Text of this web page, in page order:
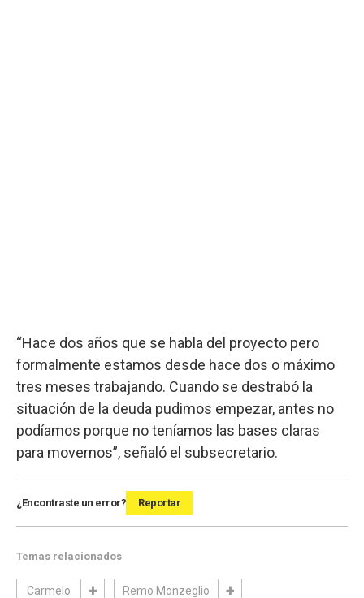
“Hace dos años que se habla del proyecto pero
formalmente estamos desde hace dos o máximo
tres meses trabajando. Cuando se destrabó la
situación de la deuda pudimos empezar, antes no
podíamos porque no teníamos las bases claras
para movernos”, señaló el subsecretario.
¿Encontraste un error? Reportar
Temas relacionados
Carmelo Remo Monzeglio